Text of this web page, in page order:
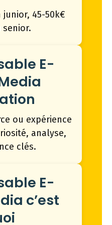
45-50k€
E-
ou expérience
analyse,
clés.
E-
c’est